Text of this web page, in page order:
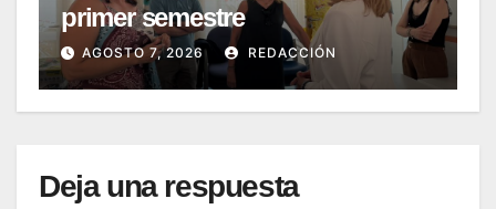
primer semestre
AGOSTO 7, 2026 REDACCIÓN
Deja una respuesta